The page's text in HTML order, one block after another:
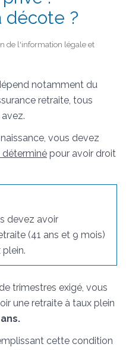
décote ?
de l'information légale et
notamment du
retraite, tous
vous devez
pour avoir droit
devez avoir
(41 ans et 9 mois)
trimestres exigé, vous
une retraite à taux plein
cette condition